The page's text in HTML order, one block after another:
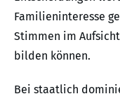
Familieninteresse
Stimmen im
bilden können.
Bei staatlich